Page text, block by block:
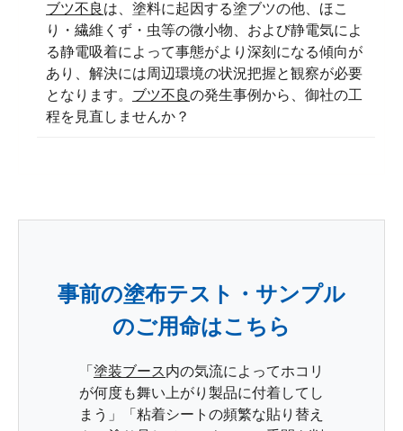
ブツ不良 は、塗料に起因する塗ブツの他、ほこ
り・繊維くず・虫等の微小物、および静電気によ
る静電吸着によって事態がより深刻になる傾向が
あり、解決には周辺環境の状況把握と観察が必要
となります。 ブツ不良の発生事例から、御社の工
程を見直しませんか？
事前の塗布テスト・サンプル
のご用命はこちら
「 塗装ブース内の気流によってホコリ
が何度も舞い上がり製品に付着してし
まう」「粘着シートの頻繁な貼り替え